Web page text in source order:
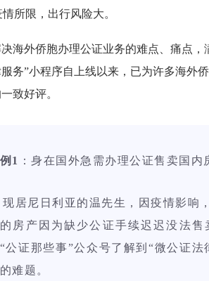
情所限，出行风险大。
海外侨胞办理公证业务的难点、痛点，
务”小程序自上线以来，已为许多海外
致好评。
1 ：身在国外急需办理公证售卖国内
居尼日利亚的温先生，因疫情影响
房产因为缺少公证手续迟迟没法
公证那些事”公众号了解到“微公证
难题。